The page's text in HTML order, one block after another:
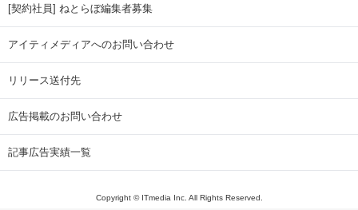
[契約社員] ねとらぼ編集者募集
アイティメディアへのお問い合わせ
リリース送付先
広告掲載のお問い合わせ
記事広告実績一覧
Copyright © ITmedia Inc. All Rights Reserved.